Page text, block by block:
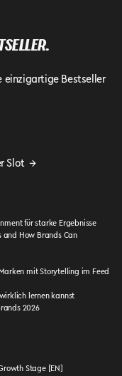
→
Slot
einzigartige Bestseller
für starke Ergebnisse
and How Brands Can
mit Storytelling im Feed
lernen kannst
2026
Stage [EN]